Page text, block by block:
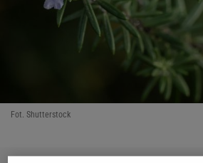
Fot. Shutterstock